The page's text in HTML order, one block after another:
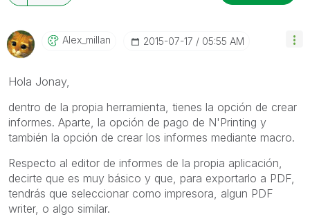
Alex_millan ‎2015-07-17 05:55 AM
Hola Jonay,
dentro de la propia herramienta, tienes la opción de crear
informes. Aparte, la opción de pago de N'Printing y
también la opción de crear los informes mediante macro.
Respecto al editor de informes de la propia aplicación,
decirte que es muy básico y que, para exportarlo a PDF,
tendrás que seleccionar como impresora, algun PDF
writer, o algo similar.